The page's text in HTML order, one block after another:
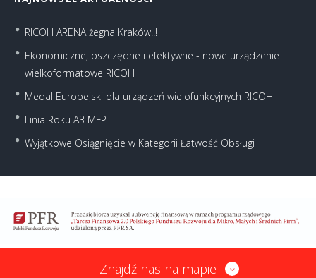
RICOH ARENA żegna Kraków!!!
Ekonomiczne, oszczędne i efektywne - nowe urządzenie
wielkoformatowe RICOH
Medal Europejski dla urządzeń wielofunkcyjnych RICOH
Linia Roku A3 MFP
Wyjątkowe Osiągnięcie w Kategorii Łatwość Obsługi
Znajdź nas na mapie